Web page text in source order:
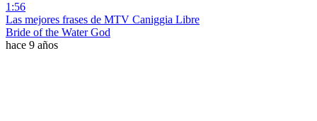
1:56
Las mejores frases de MTV Caniggia Libre
Bride of the Water God
hace 9 años